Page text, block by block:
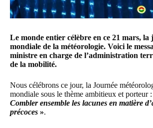
Le monde entier célèbre en ce 21 mars, la
mondiale de la météorologie. Voici le
ministre en charge de l’administration
de la mobilité.
Nous célébrons ce jour, la Journée
mondiale sous le thème ambitieux et porteur :
Combler ensemble les lacunes en matière
précoces ».